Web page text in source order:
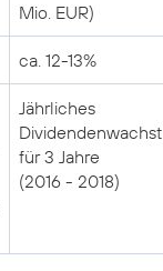
Mio. EUR)
ca. 12-13%
Jährliches
für 3 Jahre
(2016 - 2018)